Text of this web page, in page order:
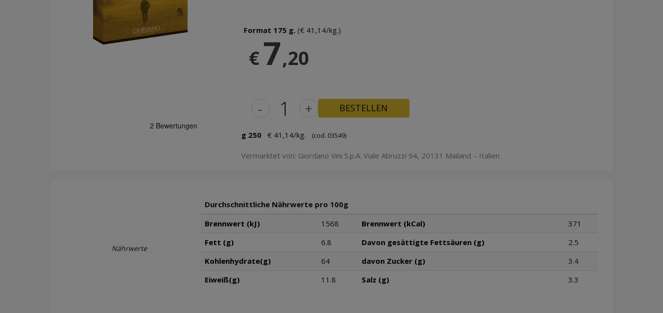
Format 175 g. (€ 41,14/kg.)
€7,20
- + BESTELLEN
g 250 € 41,14/kg. (cod. 03549)
Vermarktet von: Giordano Vini S.p.A. Viale Abruzzi 94, 20131 Mailand – Italien
Nährwerte
Durchschnittliche Nährwerte pro 100g
Brennwert (kJ)
1568 Brennwert (kCal)
371
Fett (g)
6.8 Davon gesättigte Fettsäuren (g)
2.5
Kohlenhydrate(g)
64 davon Zucker (g)
3.4
Eiweiß(g)
11.8 Salz (g) 3.3